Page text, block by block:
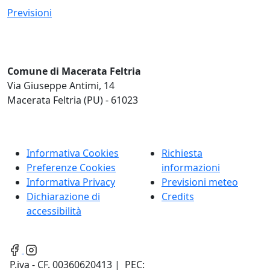
Previsioni
Comune di Macerata Feltria
Via Giuseppe Antimi, 14
Macerata Feltria (PU) - 61023
Informativa Cookies
Preferenze Cookies
Informativa Privacy
Dichiarazione di
accessibilità
Richiesta
informazioni
Previsioni meteo
Credits
P.iva - CF. 00360620413 | PEC: